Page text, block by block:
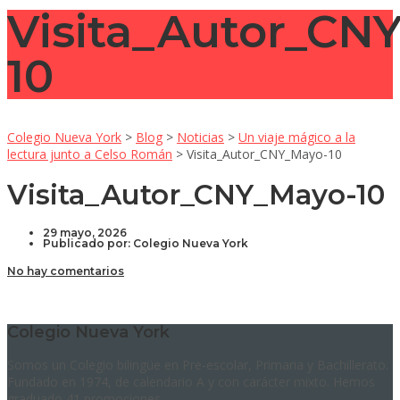
10
Colegio Nueva York > Blog > Noticias > Un viaje mágico a la
lectura junto a Celso Román > Visita_Autor_CNY_Mayo-10
Visita_Autor_CNY_Mayo-10
29 mayo, 2026
Publicado por: Colegio Nueva York
No hay comentarios
Colegio Nueva York